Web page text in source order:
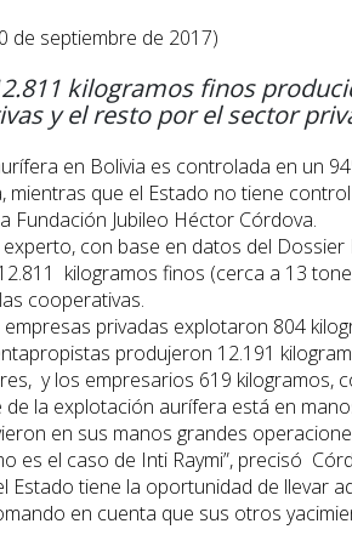
de septiembre de 2017)
kilogramos finos
y el resto por el sector
en Bolivia es controlada en un
mientras que el Estado no tiene
Fundación Jubileo Héctor Córdova.
experto, con base en datos del
kilogramos finos (cerca a 13
cooperativas.
privadas explotaron 804
produjeron 12.191
y los empresarios 619 kilogramos,
de la explotación aurífera está en
en sus manos grandes
es el caso de Inti Raymi”, precisó
Estado tiene la oportunidad de llevar
en cuenta que sus otros